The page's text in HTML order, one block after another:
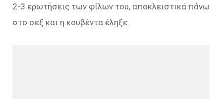
2-3 ερωτήσεις των φίλων του, αποκλειστικά πάνω
στο σεξ και η κουβέντα έληξε.